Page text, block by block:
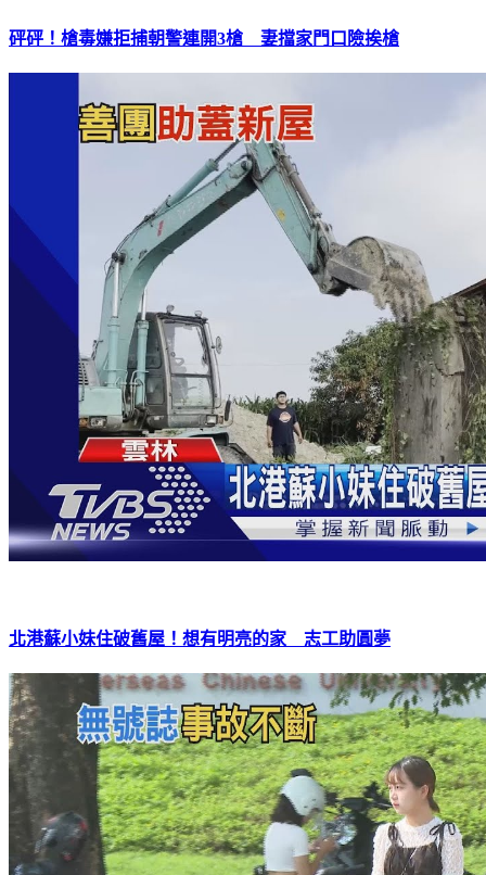
砰砰！槍毒嫌拒捕朝警連開3槍 妻擋家門口險挨槍
北港蘇小妹住破舊屋！想有明亮的家 志工助圓夢